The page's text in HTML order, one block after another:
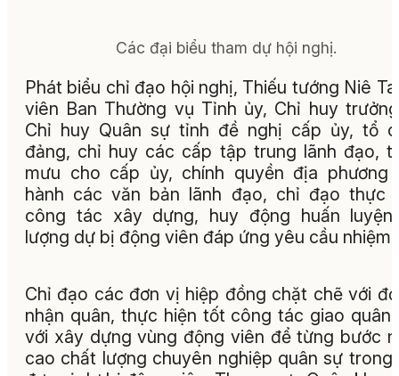
Các đại biểu tham dự hội nghị.
Phát biểu chỉ đạo hội nghị, Thiếu tướng Niê
viên Ban Thường vụ Tỉnh ủy, Chỉ huy
Chỉ huy Quân sự tỉnh đề nghị cấp ủy, tổ
đảng, chỉ huy các cấp tập trung lãnh đạo,
mưu cho cấp ủy, chính quyền địa phương
hành các văn bản lãnh đạo, chỉ đạo thực
công tác xây dựng, huy động huấn
lượng dự bị động viên đáp ứng yêu cầu nhiệm
Chỉ đạo các đơn vị hiệp đồng chặt chẽ với
nhận quân, thực hiện tốt công tác giao quân
với xây dựng vùng động viên để từng bước
cao chất lượng chuyên nghiệp quân sự trong